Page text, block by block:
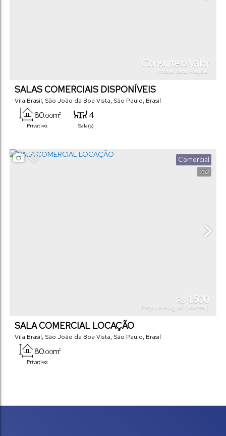
Consulte o Valor
Imóvel para Aluguel
SALAS COMERCIAIS DISPONÍVEIS
Vila Brasil, São João da Boa Vista, São Paulo, Brasil
Privativo:
80.00m² 4
Sala(s)
762
Comercial
R$ 1.500
Preço de Aluguel (Mensal)
SALA COMERCIAL LOCAÇÃO
Vila Brasil, São João da Boa Vista, São Paulo, Brasil
Privativo:
80.00m²